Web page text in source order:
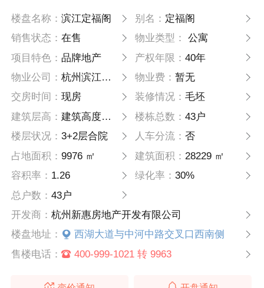
楼盘名称：滨江定福阁 别名： 定福阁
销售状态：在售 物业类型：
公寓
项目特色：品牌地产 产权年限： 40年
物业公司：杭州滨江物业管理有限公司 物业费： 暂无
交房时间：现房 装修情况： 毛坯
建筑层高：建筑高度约13.5米 楼栋总数： 43户
楼层状况：3+2层合院 人车分流： 否
占地面积：9976 ㎡ 建筑面积： 28229 ㎡
容积率： 1.26 绿化率： 30%
总户数：43户
开发商：杭州新惠房地产开发有限公司
楼盘地址：
西湖大道与中河中路交叉口西南侧
售楼电话：
400-999-1021 转 9963